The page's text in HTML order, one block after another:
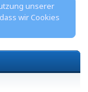
unserer
wir Cookies